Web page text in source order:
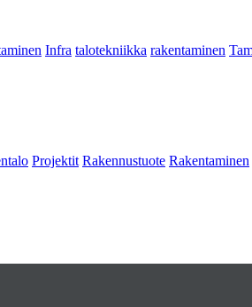
Infra talotekniikka rakentaminen
Projektit Rakennustuote Rakentaminen